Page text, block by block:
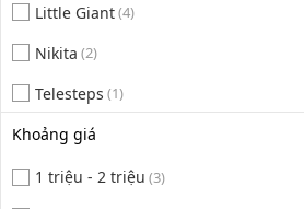
Little Giant(4)
Nikita (2)
Telesteps (1)
Khoảng giá
1 triệu - 2 triệu (3)